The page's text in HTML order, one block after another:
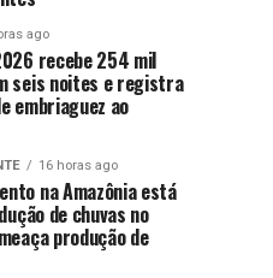
ago
recebe 254 mil
seis noites e registra
embriaguez ao
16 horas ago
na Amazônia está
de chuvas no
produção de